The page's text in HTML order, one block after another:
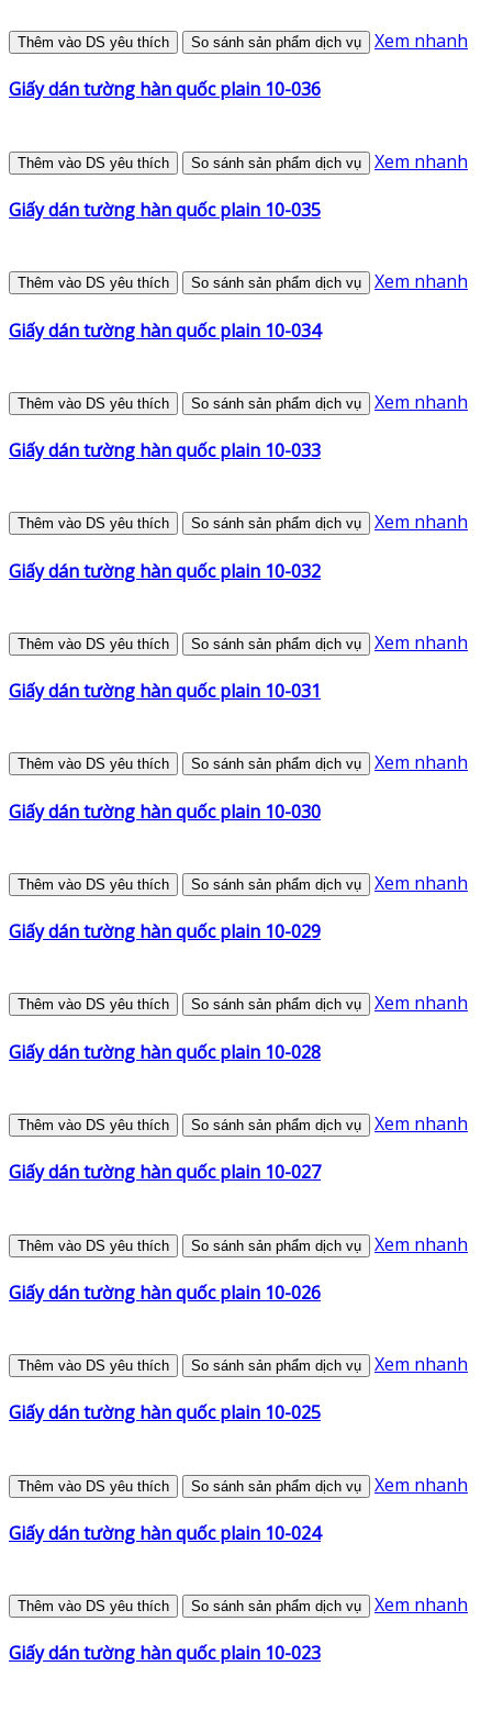
Thêm vào DS yêu thích So sánh sản phẩm dịch vụ Xem nhanh
Giấy dán tường hàn quốc plain 10-036
Thêm vào DS yêu thích So sánh sản phẩm dịch vụ Xem nhanh
Giấy dán tường hàn quốc plain 10-035
Thêm vào DS yêu thích So sánh sản phẩm dịch vụ Xem nhanh
Giấy dán tường hàn quốc plain 10-034
Thêm vào DS yêu thích So sánh sản phẩm dịch vụ Xem nhanh
Giấy dán tường hàn quốc plain 10-033
Thêm vào DS yêu thích So sánh sản phẩm dịch vụ Xem nhanh
Giấy dán tường hàn quốc plain 10-032
Thêm vào DS yêu thích So sánh sản phẩm dịch vụ Xem nhanh
Giấy dán tường hàn quốc plain 10-031
Thêm vào DS yêu thích So sánh sản phẩm dịch vụ Xem nhanh
Giấy dán tường hàn quốc plain 10-030
Thêm vào DS yêu thích So sánh sản phẩm dịch vụ Xem nhanh
Giấy dán tường hàn quốc plain 10-029
Thêm vào DS yêu thích So sánh sản phẩm dịch vụ Xem nhanh
Giấy dán tường hàn quốc plain 10-028
Thêm vào DS yêu thích So sánh sản phẩm dịch vụ Xem nhanh
Giấy dán tường hàn quốc plain 10-027
Thêm vào DS yêu thích So sánh sản phẩm dịch vụ Xem nhanh
Giấy dán tường hàn quốc plain 10-026
Thêm vào DS yêu thích So sánh sản phẩm dịch vụ Xem nhanh
Giấy dán tường hàn quốc plain 10-025
Thêm vào DS yêu thích So sánh sản phẩm dịch vụ Xem nhanh
Giấy dán tường hàn quốc plain 10-024
Thêm vào DS yêu thích So sánh sản phẩm dịch vụ Xem nhanh
Giấy dán tường hàn quốc plain 10-023